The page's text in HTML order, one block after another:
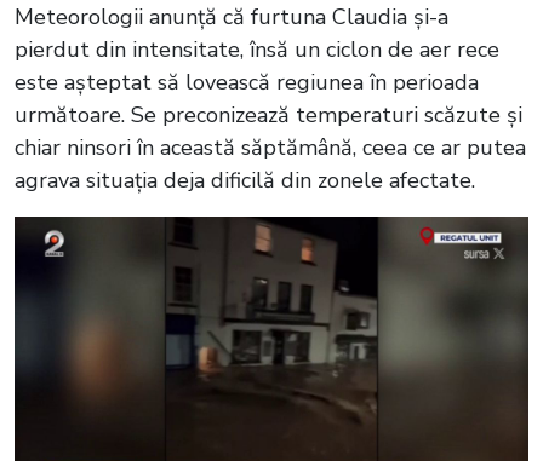
Meteorologii anunță că furtuna Claudia și-a
pierdut din intensitate, însă un ciclon de aer rece
este așteptat să lovească regiunea în perioada
următoare. Se preconizează temperaturi scăzute și
chiar ninsori în această săptămână, ceea ce ar putea
agrava situația deja dificilă din zonele afectate.